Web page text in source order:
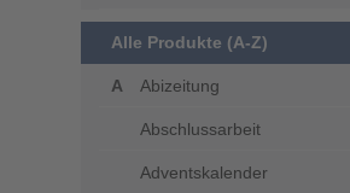
Alle Produkte (A-Z)
Abizeitung
Abschlussarbeit
Adventskalender